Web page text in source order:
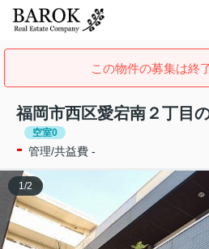
この物件の募集は終
福岡市西区愛宕南２丁目
空室0
- 管理/共益費 -
1/2